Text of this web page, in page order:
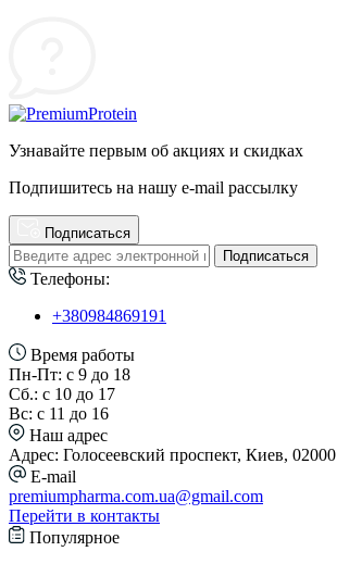
Узнавайте первым об акциях и скидках
Подпишитесь на нашу e-mail рассылку
Подписаться
Подписаться
Телефоны:
+380984869191
Время работы
Пн-Пт: с 9 до 18
Сб.: с 10 до 17
Вс: с 11 до 16
Наш адрес
Адрес: Голосеевский проспект, Киев, 02000
E-mail
premiumpharma.com.ua@gmail.com
Перейти в контакты
Популярное